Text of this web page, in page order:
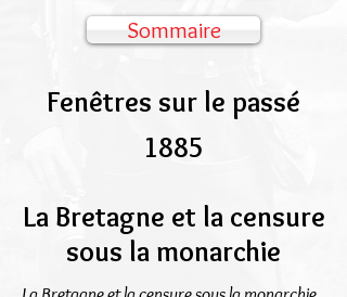
Fenêtres sur le passé
1885
La Bretagne et la censure
sous la monarchie
Sommaire